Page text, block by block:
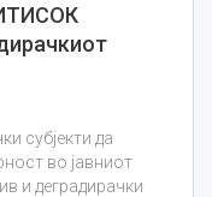
субјекти да
во јавниот
и деградирачки